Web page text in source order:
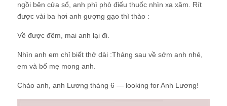
ngồi bên cửa sổ, anh phì phò điếu thuốc nhìn xa xăm. Rít
được vài ba hơi anh gượng gạo thì thào :
Về được đêm, mai anh lại đi.
Nhìn anh em chỉ biết thở dài :Tháng sau về sớm anh nhé,
em và bố mẹ mong anh.
Chào anh, anh Lương tháng 6 — looking for Anh Lương!